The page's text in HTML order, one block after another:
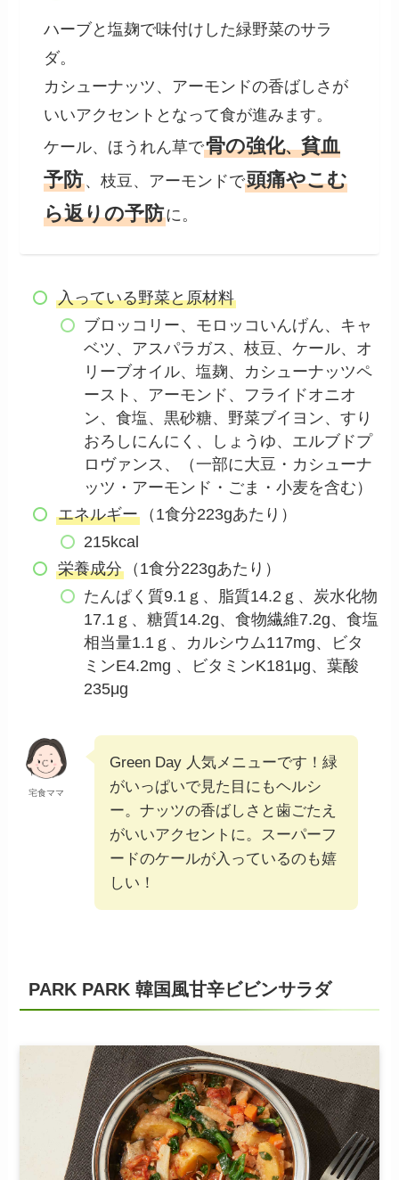
ハーブと塩麹で味付けした緑野菜のサラ
ダ。
カシューナッツ、アーモンドの香ばしさが
いいアクセントとなって食が進みます。
ケール、ほうれん草で骨の強化、貧血
予防、枝豆、アーモンドで頭痛やこむ
ら返りの予防に。
入っている野菜と原材料
ブロッコリー、モロッコいんげん、キャ
ベツ、アスパラガス、枝豆、ケール、オ
リーブオイル、塩麹、カシューナッツペ
ースト、アーモンド、フライドオニオ
ン、食塩、黒砂糖、野菜ブイヨン、すり
おろしにんにく、しょうゆ、エルブドプ
ロヴァンス、（一部に大豆・カシューナ
ッツ・アーモンド・ごま・小麦を含む）
エネルギー（1食分223gあたり）
215kcal
栄養成分（1食分223gあたり）
たんぱく質9.1ｇ、脂質14.2ｇ、炭水化物
17.1ｇ、糖質14.2g、食物繊維7.2g、食塩
相当量1.1ｇ、カルシウム117mg、ビタ
ミンE4.2mg 、ビタミンK181μg、葉酸
235μg
宅食ママ
Green Day 人気メニューです！緑
がいっぱいで見た目にもヘルシ
ー。ナッツの香ばしさと歯ごたえ
がいいアクセントに。スーパーフ
ードのケールが入っているのも嬉
しい！
PARK PARK 韓国風甘辛ビビンサラダ